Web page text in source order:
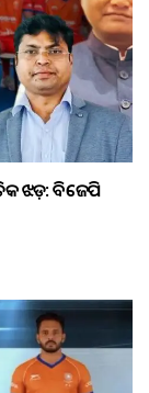
ଝଡ଼: ବିଜେପି